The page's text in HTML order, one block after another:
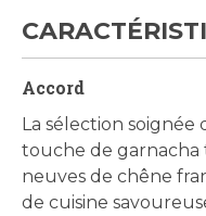
Accord
La sélection soignée
touche de garnacha
neuves de chêne
de cuisine